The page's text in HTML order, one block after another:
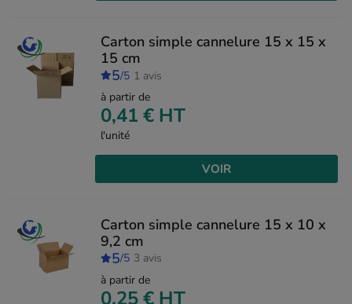
Carton simple cannelure 15 x 15 x
15 cm
5/5 1 avis
à partir de
0,41 € HT
l'unité
VOIR
Carton simple cannelure 15 x 10 x
9,2 cm
5/5 3 avis
à partir de
0,25 € HT